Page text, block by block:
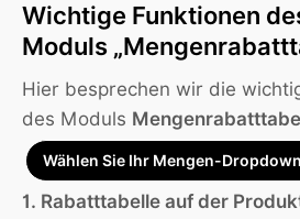
Wichtige Funktionen
Moduls
Hier besprechen wir die
des Moduls
Wählen Sie Ihr Mengen-
1. Rabatttabelle auf der